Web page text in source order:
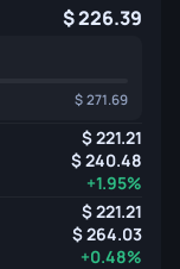
226.39
271.69
221.21
240.48
+1.95%
221.21
264.03
+0.48%